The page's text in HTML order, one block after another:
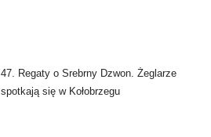
47. Regaty o Srebrny Dzwon. Żeglarze
spotkają się w Kołobrzegu